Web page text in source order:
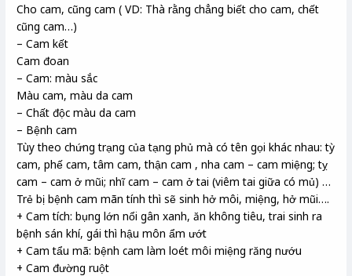
Cho cam, cũng cam ( VD: Thà rằng chẳng biết cho cam, chết
cũng cam…)
– Cam kết
Cam đoan
– Cam: màu sắc
Màu cam, màu da cam
– Chất độc màu da cam
– Bệnh cam
Tùy theo chứng trạng của tạng phủ mà có tên gọi khác nhau: tỳ
cam, phế cam, tâm cam, thận cam , nha cam – cam miệng; tỵ
cam – cam ở mũi; nhĩ cam – cam ở tai (viêm tai giữa có mủ) …
Trẻ bị bệnh cam mãn tính thì sẽ sinh hở môi, miệng, hở mũi….
+ Cam tích: bụng lớn nổi gân xanh, ăn không tiêu, trai sinh ra
bệnh sán khí, gái thì hậu môn ẩm ướt
+ Cam tẩu mã: bệnh cam làm loét môi miệng răng nướu
+ Cam đường ruột